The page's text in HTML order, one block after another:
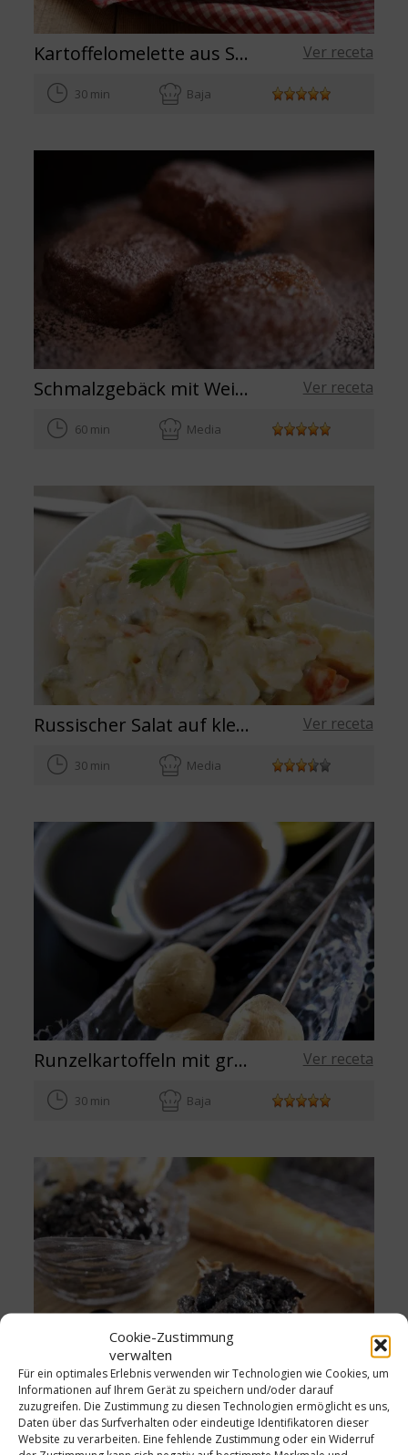
Cookie-Zustimmung
verwalten
Für ein optimales Erlebnis verwenden wir Technologien wie Cookies, um
Informationen auf Ihrem Gerät zu speichern und/oder darauf
zuzugreifen. Die Zustimmung zu diesen Technologien ermöglicht es uns,
Daten über das Surfverhalten oder eindeutige Identifikatoren dieser
Website zu verarbeiten. Eine fehlende Zustimmung oder ein Widerruf
Kartoffelomelette aus Spanien Ver receta
30 min Baja
Schmalzgebäck mit Wein und Olivenöl aus Spanien Ver receta
60 min Media
Russischer Salat auf kleinen Löffeln Ver receta
30 min Media
Runzelkartoffeln mit grünem und rotem Mojo Ver receta
30 min Baja
Andalusische Olivenpaste Ver receta
15 min Media